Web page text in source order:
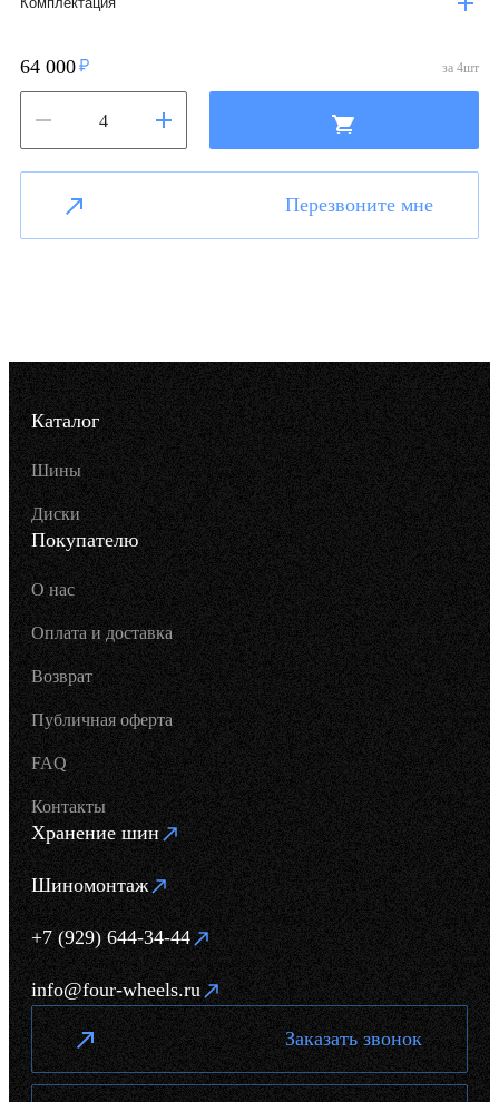
64 000 за 4шт
Перезвоните мне
Каталог
Шины
Диски
Покупателю
О нас
Оплата и доставка
Возврат
Публичная оферта
FAQ
Контакты
Хранение шин
Шиномонтаж
+7 (929) 644-34-44
info@four-wheels.ru
Заказать звонок